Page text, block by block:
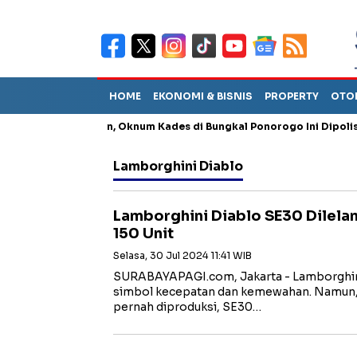
HOME EKONOMI & BISNIS PROPERTY
Penganiayaan, Oknum Kades di Bungkal Ponorogo Ini Dipolisikan
Lamborghini Diablo
Lamborghini Diablo SE30
150 Unit
Selasa, 30 Jul 2024 11:41 WIB
SURABAYAPAGI.com, Jakarta -
simbol kecepatan dan kemewahan.
pernah diproduksi, SE30…